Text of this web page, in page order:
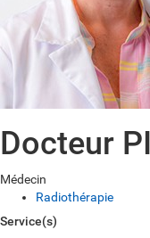
Docteur
Médecin
Radiothérapie
Service(s)